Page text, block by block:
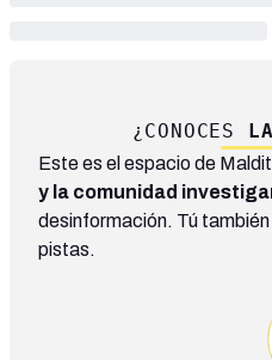
¿CONOCES
Este es el espacio de
y la comunidad
desinformación. Tú
pistas.